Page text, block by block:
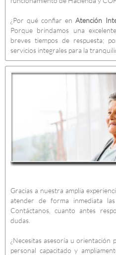
¿Por qué confiar enAtención
Porque brindamos una
breves tiempos de respuesta;
servicios integrales para la
Gracias a nuestra amplia
atender de forma inmediata las
Contáctanos, cuanto antes
dudas.
¿Necesitas asesoría u orientación
personal capacitado y